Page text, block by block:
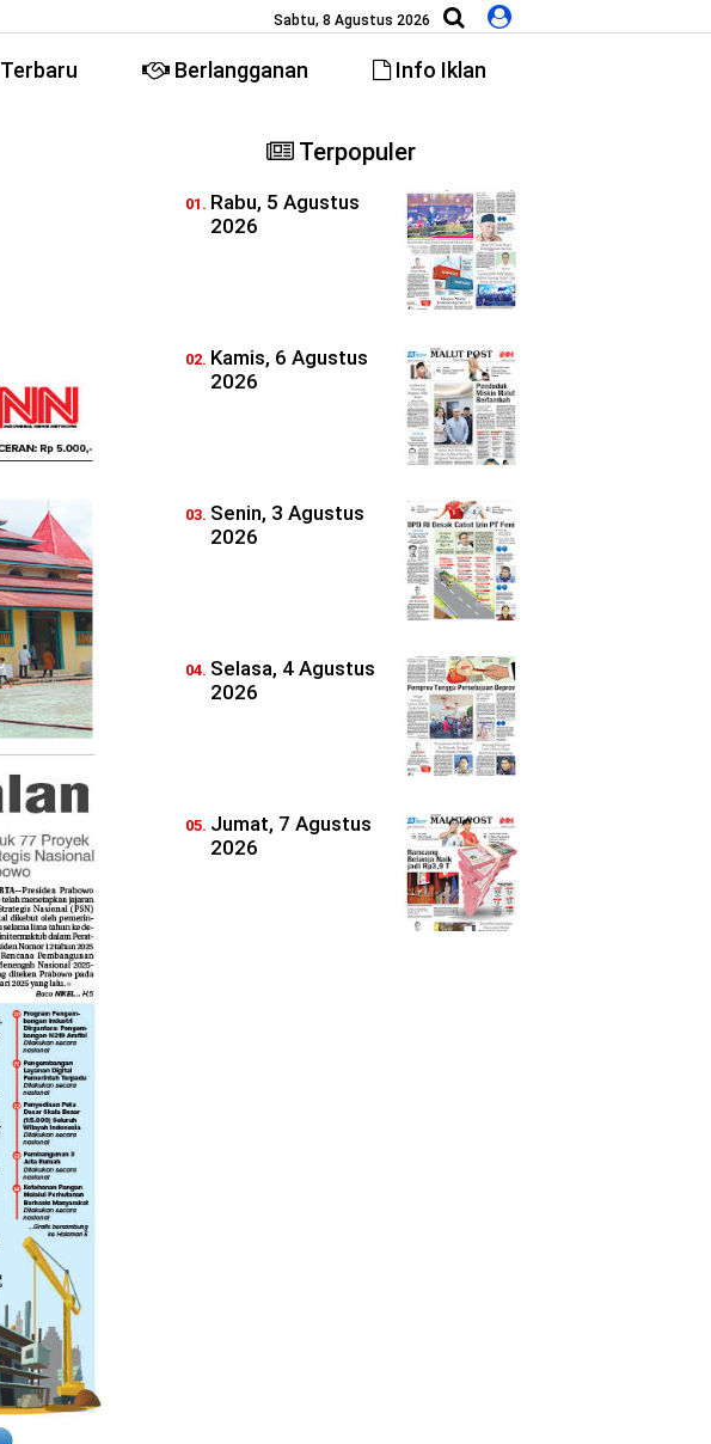
Sabtu, 8 Agustus 2026
Terbaru Berlangganan Info Iklan
Terpopuler
Rabu, 5 Agustus
2026
Kamis, 6 Agustus
2026
Senin, 3 Agustus
2026
Selasa, 4 Agustus
2026
Jumat, 7 Agustus
2026